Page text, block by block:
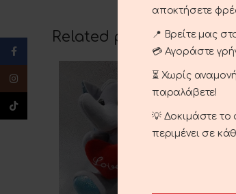
Related products
αποκτήσετε
📍 Βρείτε μας
💳 Αγοράστε
⏳ Χωρίς
παραλάβετε!
💡 Δοκιμάστε
περιμένει σε